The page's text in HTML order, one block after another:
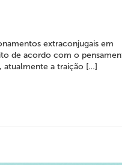
extraconjugais em
de acordo com o
atualmente a traição […]